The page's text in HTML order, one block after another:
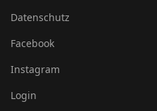
Datenschutz
Facebook
Instagram
Login